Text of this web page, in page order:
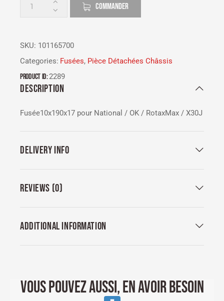
COMMANDER
SKU: 101165700
Categories: Fusées, Pièce Détachées Châssis
Product ID:2289
DESCRIPTION
Fusée10x190x17 pour National / OK / RotaxMax / X30J
DELIVERY INFO
REVIEWS (0)
ADDITIONAL INFORMATION
VOUS POUVEZ AUSSI, EN AVOIR BESOIN